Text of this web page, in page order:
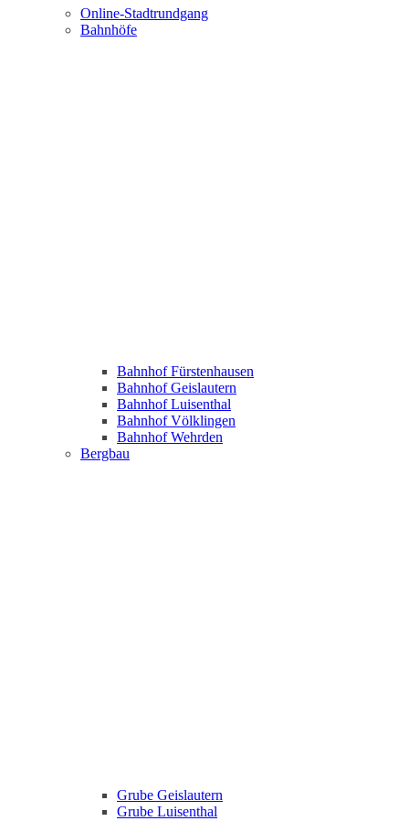
Online-Stadtrundgang
Bahnhöfe
Bahnhof Fürstenhausen
Bahnhof Geislautern
Bahnhof Luisenthal
Bahnhof Völklingen
Bahnhof Wehrden
Bergbau
Grube Geislautern
Grube Luisenthal